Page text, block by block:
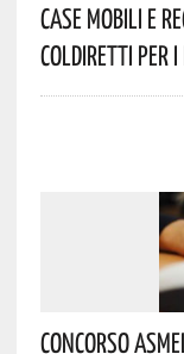
Case Mobili E
Coldiretti Per
Concorso